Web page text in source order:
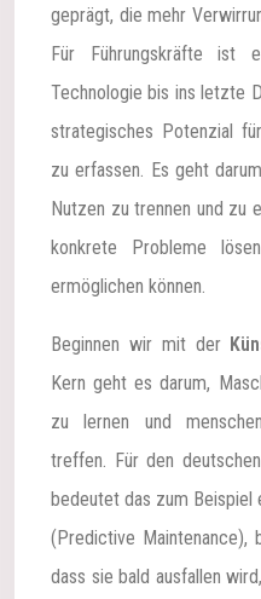
geprägt, die mehr
Für Führungskräfte ist
Technologie bis ins letzte
strategisches Potenzial
zu erfassen. Es geht
Nutzen zu trennen und zu
konkrete Probleme
ermöglichen können.
Beginnen wir mit der
Kern geht es darum,
zu lernen und
treffen. Für den
bedeutet das zum Beispiel
(Predictive Maintenance),
dass sie bald ausfallen